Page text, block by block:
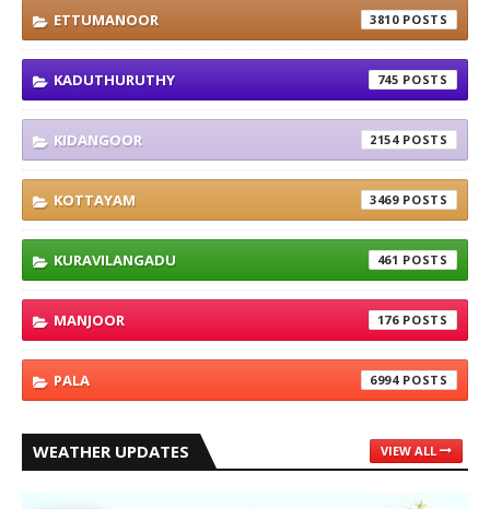
ETTUMANOOR 3810
KADUTHURUTHY 745
KIDANGOOR 2154
KOTTAYAM 3469
KURAVILANGADU 461
MANJOOR 176
PALA 6994
WEATHER UPDATES VIEW ALL